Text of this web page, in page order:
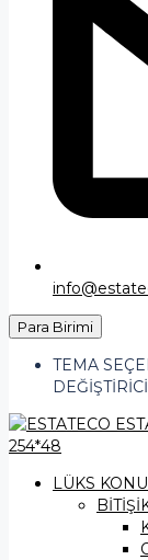
Para Birimi
TEMA
LÜKS